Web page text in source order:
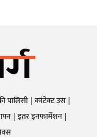
पालिसी कांटेक्ट उस
इतर इनफार्मेशन